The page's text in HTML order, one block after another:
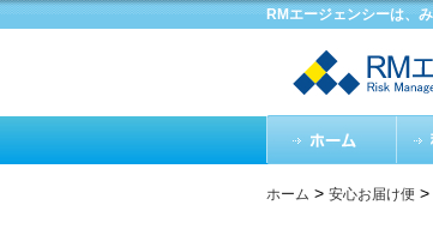
RMエージェンシーは、
ホーム > 安心お届け便 >